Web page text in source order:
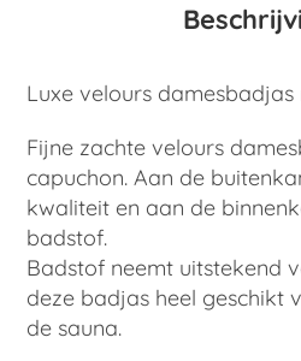
Luxe velours
Fijne zachte velours
capuchon. Aan de
kwaliteit en aan de
badstof.
Badstof neemt uitstekend
deze badjas heel geschikt
de sauna.